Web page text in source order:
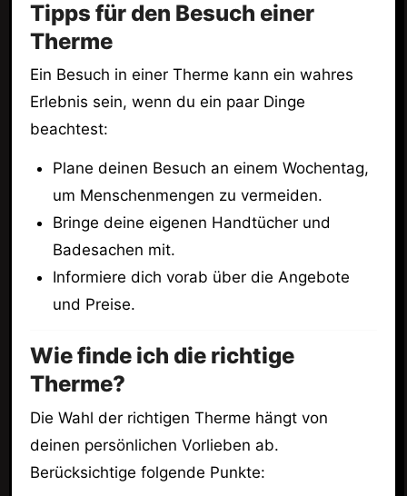
Tipps für den Besuch einer
Therme
Ein Besuch in einer Therme kann ein wahres
Erlebnis sein, wenn du ein paar Dinge
beachtest:
Plane deinen Besuch an einem Wochentag,
um Menschenmengen zu vermeiden.
Bringe deine eigenen Handtücher und
Badesachen mit.
Informiere dich vorab über die Angebote
und Preise.
Wie finde ich die richtige
Therme?
Die Wahl der richtigen Therme hängt von
deinen persönlichen Vorlieben ab.
Berücksichtige folgende Punkte: